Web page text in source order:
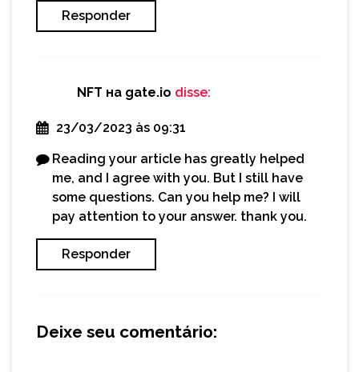
Responder
NFT на gate.io disse:
23/03/2023 às 09:31
Reading your article has greatly helped
me, and I agree with you. But I still have
some questions. Can you help me? I will
pay attention to your answer. thank you.
Responder
Deixe seu comentário: